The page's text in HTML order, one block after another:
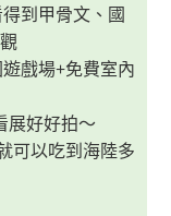
到甲骨文、國
戲場+免費室內
展好好拍～
可以吃到海陸多